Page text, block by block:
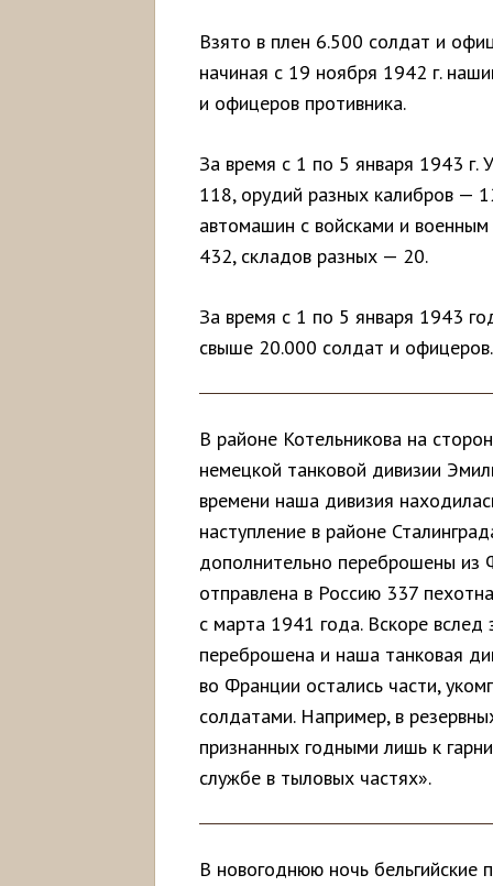
Взято в плен 6.500 солдат и
начиная с 19 ноября 1942 г.
и офицеров противника.
За время с 1 по 5 января 1943
118, орудий разных калибров —
автомашин с войсками и
432, складов разных — 20.
За время с 1 по 5 января 1943
свыше 20.000 солдат и офицеров.
В районе Котельникова на
немецкой танковой дивизии
времени наша дивизия
наступление в районе
дополнительно переброшены из
отправлена в Россию 337
с марта 1941 года. Вскоре
переброшена и наша танковая
во Франции остались части,
солдатами. Например, в
признанных годными лишь к
службе в тыловых частях».
В новогоднюю ночь бельгийские